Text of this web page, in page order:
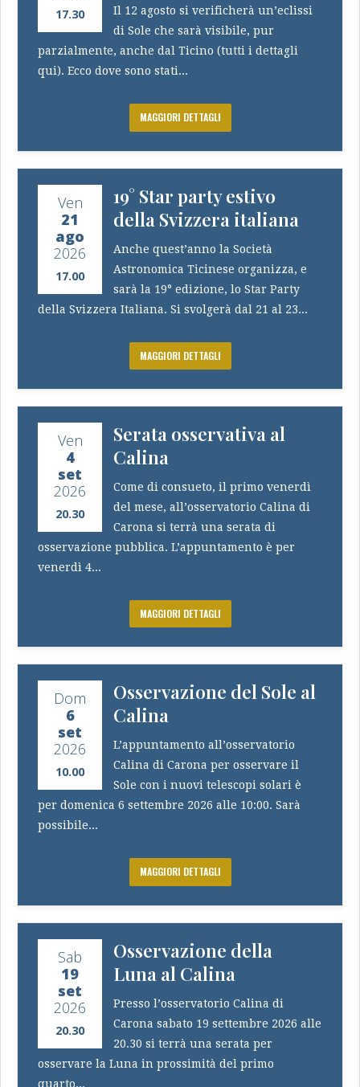
17.30
Il 12 agosto si verificherà un’eclissi
di Sole che sarà visibile, pur
parzialmente, anche dal Ticino (tutti i dettagli
qui). Ecco dove sono stati...
MAGGIORI DETTAGLI
Ven
21
ago
2026
17.00
19° Star party estivo
della Svizzera italiana
Anche quest’anno la Società
Astronomica Ticinese organizza, e
sarà la 19° edizione, lo Star Party
della Svizzera Italiana. Si svolgerà dal 21 al 23...
MAGGIORI DETTAGLI
Ven
4
set
2026
20.30
Serata osservativa al
Calina
Come di consueto, il primo venerdì
del mese, all’osservatorio Calina di
Carona si terrà una serata di
osservazione pubblica. L’appuntamento è per
venerdì 4...
MAGGIORI DETTAGLI
Dom
6
set
2026
10.00
Osservazione del Sole al
Calina
L’appuntamento all’osservatorio
Calina di Carona per osservare il
Sole con i nuovi telescopi solari è
per domenica 6 settembre 2026 alle 10:00. Sarà
possibile...
MAGGIORI DETTAGLI
Sab
19
set
2026
20.30
Osservazione della
Luna al Calina
Presso l’osservatorio Calina di
Carona sabato 19 settembre 2026 alle
20.30 si terrà una serata per
osservare la Luna in prossimità del primo
quarto...